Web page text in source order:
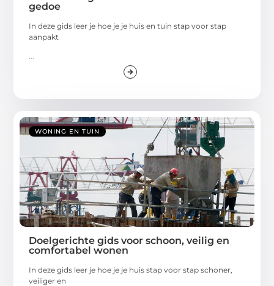
gedoe
In deze gids leer je hoe je je huis en tuin stap voor stap
aanpakt
...
WONING EN TUIN
Doelgerichte gids voor schoon, veilig en
comfortabel wonen
In deze gids leer je hoe je je huis stap voor stap schoner,
veiliger en